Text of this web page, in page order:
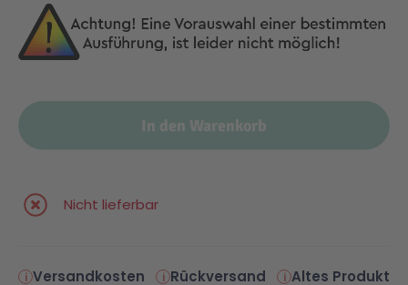
Kreativ
Harry Potter™
Minecraft™
Minifiguren
Heroes
NOVELMORE
Sports Action
In den Warenkorb
Nicht lieferbar
Versandkosten Rückversand
Altes Produkt